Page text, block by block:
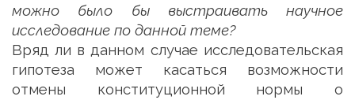
можно было бы выстраивать научное
исследование по данной теме?
Вряд ли в данном случае исследовательская
гипотеза может касаться возможности
отмены конституционной нормы о